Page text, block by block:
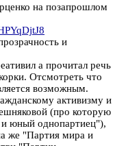
на позапрошлом
и
а прочитал речь
Отсмотреть что
возможным.
активизму и
(про которую
и юный однопартиец"),
же "Партия мира и